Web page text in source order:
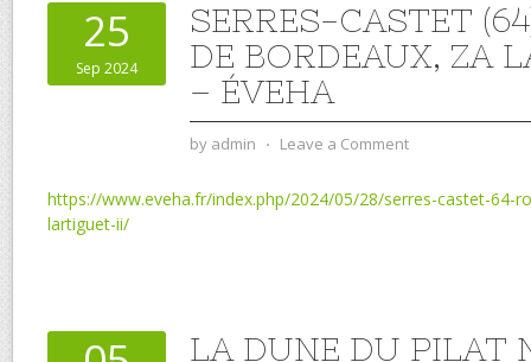
25
Sep 2024
SERRES-CASTET
DE BORDEAUX, ZA
– ÉVEHA
by admin ⋅ Leave a Comment
https://www.eveha.fr/index.php/2024/05/28/serres-castet-64-
lartiguet-ii/
LA DUNE DU PILAT